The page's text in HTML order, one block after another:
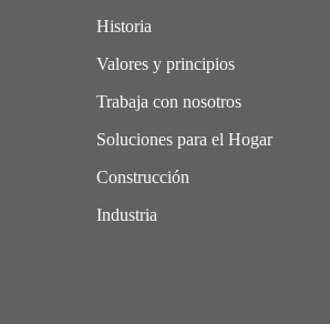
Historia
Valores y principios
Trabaja con nosotros
Soluciones para el Hogar
Construcción
Industria